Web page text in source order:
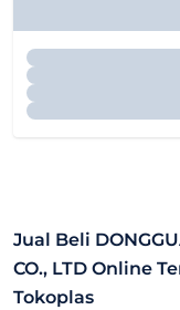
Jual Beli
CO., LTD Online
Tokoplas